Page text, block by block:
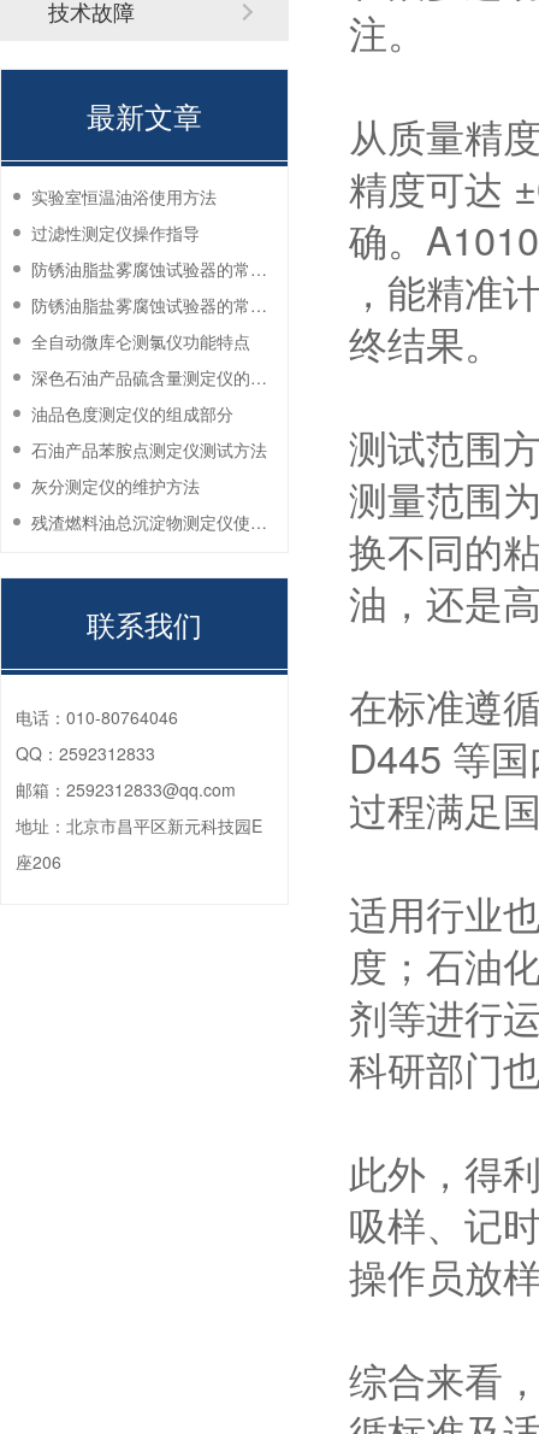
注。
从质量精
精度可达
确。
，能精准
终结果。
测试范围
测量范围
换不同的
油，还是
在标准遵
D445 等
过程满足
适用行业
度；石油
剂等进行
科研部门
此外，得
吸样、记
操作员放
综合来看
技术故障
最新文章
实验室恒温油浴使用方法
过滤性测定仪操作指导
防锈油脂盐雾腐蚀试验器的常见故障与解决方法
防锈油脂盐雾腐蚀试验器的常见故障与解决方法
全自动微库仑测氯仪功能特点
深色石油产品硫含量测定仪的工作环境要求
油品色度测定仪的组成部分
石油产品苯胺点测定仪测试方法
灰分测定仪的维护方法
残渣燃料油总沉淀物测定仪使用注意事项
联系我们
电话： 010-80764046
QQ： 2592312833
邮箱： 2592312833@qq.com
地址： 北京市昌平区新元科技园E
座206